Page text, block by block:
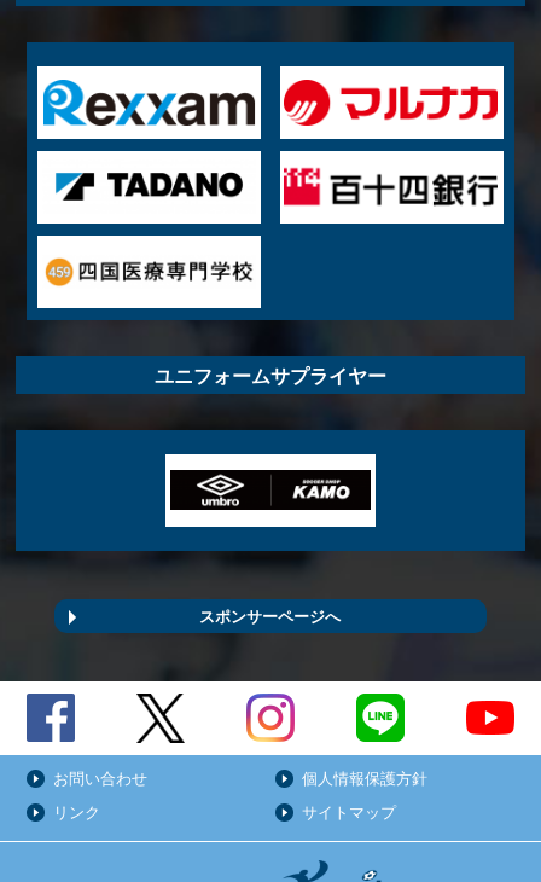
ユニフォームサプライヤー
スポンサーページへ
お問い合わせ
個人情報保護方針
リンク
サイトマップ